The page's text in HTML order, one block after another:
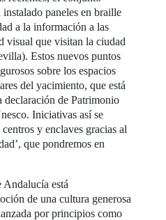
paneles en braille
a la información a las
visual que visitan la ciudad
Estos nuevos puntos
sobre los espacios
del yacimiento, que está
declaración de Patrimonio
Iniciativas así se
y enclaves gracias al
que pondremos en
Andalucía está
de una cultura generosa
por principios como